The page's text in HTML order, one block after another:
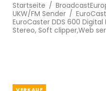
Startseite /
UKW/FM Sender /
EuroCaster DDS 600
Stereo, Soft clipper,Web